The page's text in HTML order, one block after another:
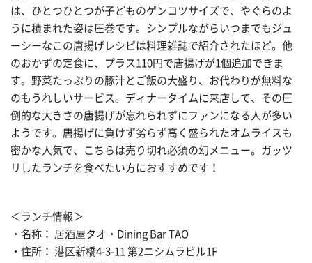
は、ひとつひとつが子どものゲンコツサイズで、やぐらのよ
うに積まれた姿は圧巻です。シンプルながらいつまでもジュ
ーシーなこの唐揚げレシピは料理雑誌で紹介されたほど。他
のおかずの定食に、プラス110円で唐揚げが1個追加できま
す。野菜たっぷりの豚汁とご飯の大盛り、お代わりが無料な
のもうれしいサービス。ディナータイムに来店して、その圧
倒的な大きさの唐揚げが忘れられずにファンになる人が多い
ようです。唐揚げに負けず劣らず高く盛られたオムライスも
密かな人気で、こちらは売り切れ必須の幻メニュー。ガッツ
リしたランチを食べたい方におすすめです！
＜ランチ情報＞
・名称： 居酒屋タオ・Dining Bar TAO
・住所： 港区新橋4-3-11 第2ニシムラビル1F